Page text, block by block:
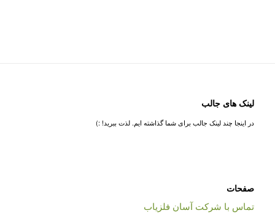
لینک های جالب
در اینجا چند لینک جالب برای شما گذاشته ایم. لذت ببرید! :)
صفحات
تماس با شرکت آسان فلزیاب